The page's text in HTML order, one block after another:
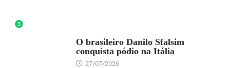
3
O brasileiro Danilo Sfalsim
conquista pódio na Itália
27/07/2026